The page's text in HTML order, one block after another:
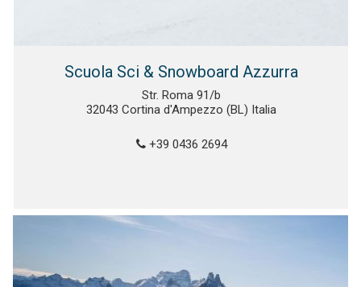
Scuola Sci & Snowboard Azzurra
Str. Roma 91/b
32043 Cortina d'Ampezzo (BL) Italia
+39 0436 2694